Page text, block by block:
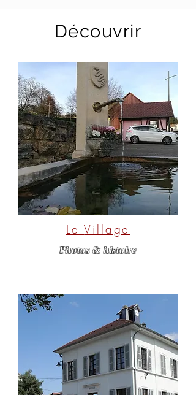
Découvrir
LeVillage
Photos & histoire